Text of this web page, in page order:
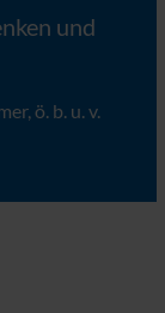
und
ö. b. u. v.